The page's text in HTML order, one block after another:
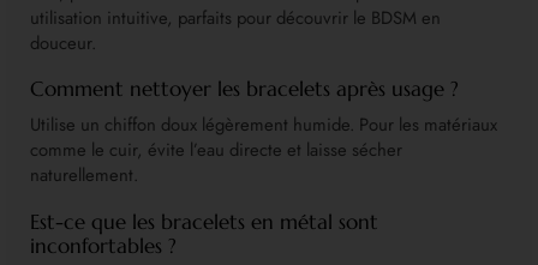
utilisation intuitive, parfaits pour découvrir le BDSM en
douceur.
Comment nettoyer les bracelets après usage ?
Utilise un chiffon doux légèrement humide. Pour les matériaux
comme le cuir, évite l’eau directe et laisse sécher
naturellement.
Est-ce que les bracelets en métal sont
inconfortables ?